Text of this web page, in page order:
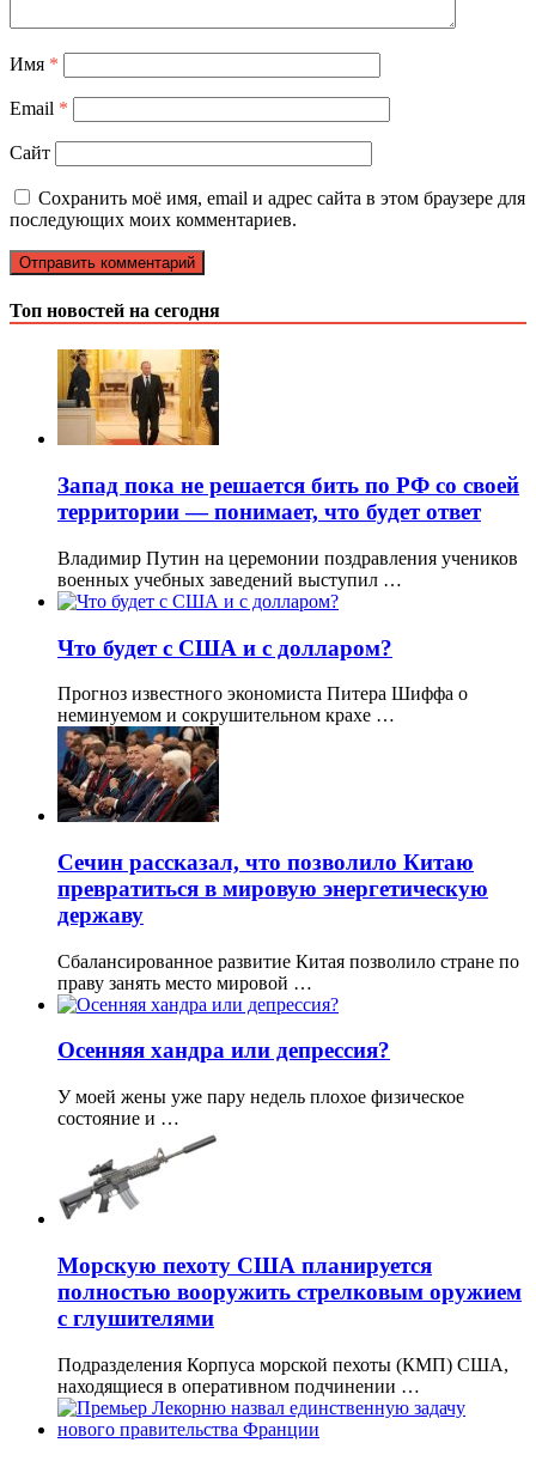
Имя *
Email *
Сайт
Сохранить моё имя, email и адрес сайта в этом браузере для
последующих моих комментариев.
Топ новостей на сегодня
Запад пока не решается бить по РФ со своей
территории — понимает, что будет ответ
Владимир Путин на церемонии поздравления учеников
военных учебных заведений выступил …
Что будет с США и с долларом?
Прогноз известного экономиста Питера Шиффа о
неминуемом и сокрушительном крахе …
Сечин рассказал, что позволило Китаю
превратиться в мировую энергетическую
державу
Сбалансированное развитие Китая позволило стране по
праву занять место мировой …
Осенняя хандра или депрессия?
У моей жены уже пару недель плохое физическое
состояние и …
Морскую пехоту США планируется
полностью вооружить стрелковым оружием
с глушителями
Подразделения Корпуса морской пехоты (КМП) США,
находящиеся в оперативном подчинении …